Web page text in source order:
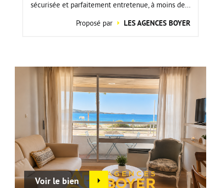
sécurisée et parfaitement entretenue, à moins de...
Proposé par
LES AGENCES BOYER
Voir le bien